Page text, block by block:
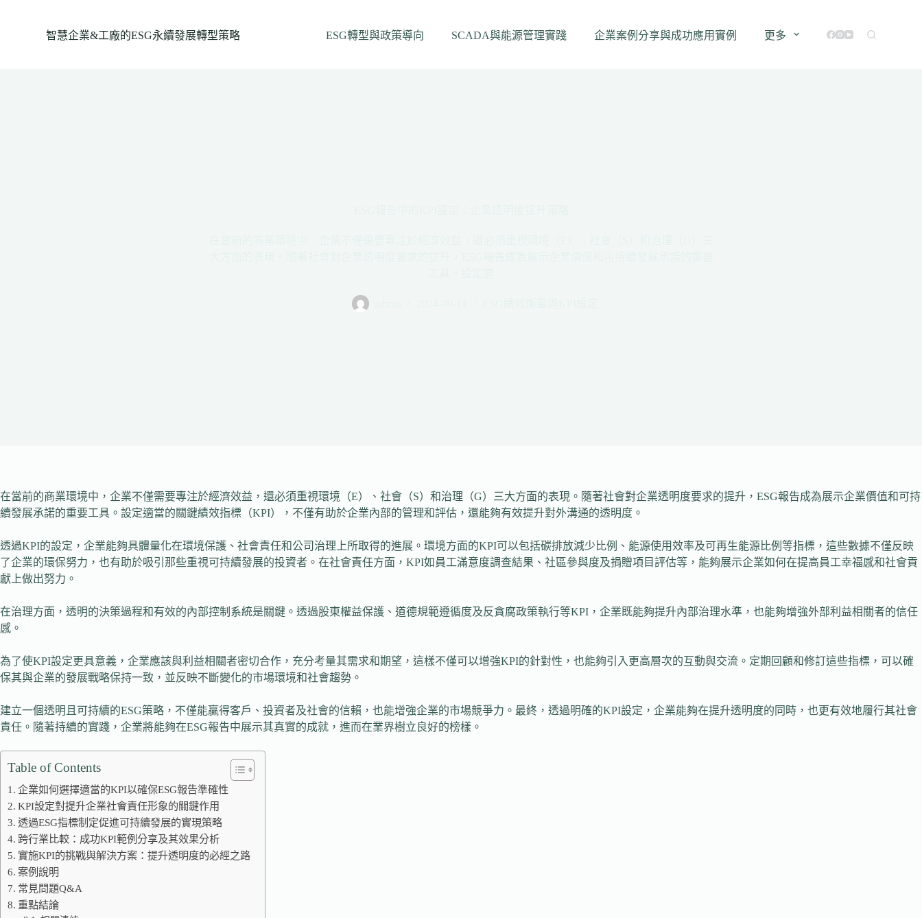
智慧企業&工廠的ESG永續發展轉型策略 ESG轉型與政策導向 SCADA與能源管理實踐 企業案例分享與成功應用實例 更多
在當前的商業環境中，企業不僅需要專注於經濟效益，還必須重視環境（E）、社會（S）和治理（G）三大方面的表現。隨著社會對企業透明度要求的提升，ESG報告成為展示企業價值和可持
續發展承諾的重要工具。設定適當的關鍵績效指標（KPI），不僅有助於企業內部的管理和評估，還能夠有效提升對外溝通的透明度。
透過KPI的設定，企業能夠具體量化在環境保護、社會責任和公司治理上所取得的進展。環境方面的KPI可以包括碳排放減少比例、能源使用效率及可再生能源比例等指標，這些數據不僅反映
了企業的環保努力，也有助於吸引那些重視可持續發展的投資者。在社會責任方面，KPI如員工滿意度調查結果、社區參與度及捐贈項目評估等，能夠展示企業如何在提高員工幸福感和社會貢
獻上做出努力。
在治理方面，透明的決策過程和有效的內部控制系統是關鍵。透過股東權益保護、道德規範遵循度及反貪腐政策執行等KPI，企業既能夠提升內部治理水準，也能夠增強外部利益相關者的信任
感。
為了使KPI設定更具意義，企業應該與利益相關者密切合作，充分考量其需求和期望，這樣不僅可以增強KPI的針對性，也能夠引入更高層次的互動與交流。定期回顧和修訂這些指標，可以確
保其與企業的發展戰略保持一致，並反映不斷變化的市場環境和社會趨勢。
建立一個透明且可持續的ESG策略，不僅能贏得客戶、投資者及社會的信賴，也能增強企業的市場競爭力。最終，透過明確的KPI設定，企業能夠在提升透明度的同時，也更有效地履行其社會
責任。隨著持續的實踐，企業將能夠在ESG報告中展示其真實的成就，進而在業界樹立良好的榜樣。
Table of Contents
企業如何選擇適當的KPI以確保ESG報告準確性
KPI設定對提升企業社會責任形象的關鍵作用
透過ESG指標制定促進可持續發展的實現策略
跨行業比較：成功KPI範例分享及其效果分析
實施KPI的挑戰與解決方案：提升透明度的必經之路
案例說明
常見問題Q&A
重點結論